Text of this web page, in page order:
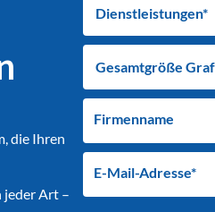
die Ihren
jeder Art –
Firmenname
E-Mail-Adresse*